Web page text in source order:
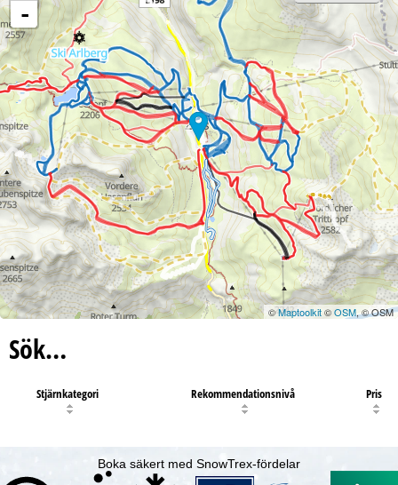
-
©Maptoolkit©OSM, © OSM
Sök…
Stjärnkategori Rekommendationsnivå Pris
Boka säkert med SnowTrex-fördelar